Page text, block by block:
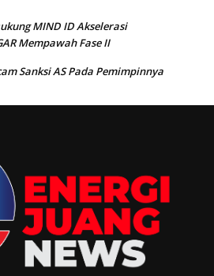
MIND ID Akselerasi
Mempawah Fase II
Sanksi AS Pada Pemimpinnya